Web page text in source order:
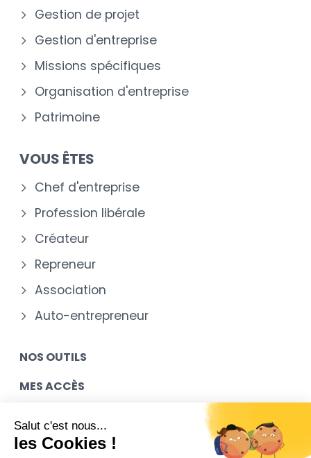
Gestion de projet
Gestion d'entreprise
Missions spécifiques
Organisation d'entreprise
Patrimoine
VOUS ÊTES
Chef d'entreprise
Profession libérale
Créateur
Repreneur
Association
Auto-entrepreneur
NOS OUTILS
MES ACCÈS
CONTACT
Salut c'est nous...
les Cookies !